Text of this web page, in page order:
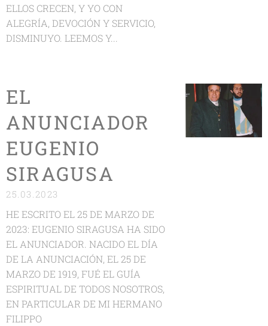
ELLOS CRECEN, Y YO CON
ALEGRÍA, DEVOCIÓN Y SERVICIO,
DISMINUYO. LEEMOS Y...
EL
ANUNCIADOR
EUGENIO
SIRAGUSA
25.03.2023
HE ESCRITO EL 25 DE MARZO DE
2023: EUGENIO SIRAGUSA HA SIDO
EL ANUNCIADOR. NACIDO EL DÍA
DE LA ANUNCIACIÓN, EL 25 DE
MARZO DE 1919, FUÉ EL GUÍA
ESPIRITUAL DE TODOS NOSOTROS,
EN PARTICULAR DE MI HERMANO
FILIPPO